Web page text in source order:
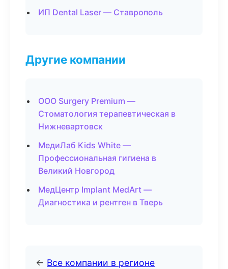
ИП Dental Laser — Ставрополь
Другие компании
ООО Surgery Premium —
Стоматология терапевтическая в
Нижневартовск
МедиЛаб Kids White —
Профессиональная гигиена в
Великий Новгород
МедЦентр Implant MedArt —
Диагностика и рентген в Тверь
← Все компании в регионе